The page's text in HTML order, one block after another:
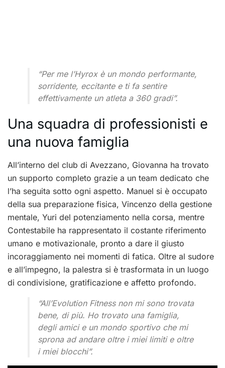
“Per me l’Hyrox è un mondo performante,
sorridente, eccitante e ti fa sentire
effettivamente un atleta a 360 gradi”.
Una squadra di professionisti e
una nuova famiglia
All’interno del club di Avezzano, Giovanna ha trovato
un supporto completo grazie a un team dedicato che
l’ha seguita sotto ogni aspetto. Manuel si è occupato
della sua preparazione fisica, Vincenzo della gestione
mentale, Yuri del potenziamento nella corsa, mentre
Contestabile ha rappresentato il costante riferimento
umano e motivazionale, pronto a dare il giusto
incoraggiamento nei momenti di fatica. Oltre al sudore
e all’impegno, la palestra si è trasformata in un luogo
di condivisione, gratificazione e affetto profondo.
“All’Evolution Fitness non mi sono trovata
bene, di più. Ho trovato una famiglia,
degli amici e un mondo sportivo che mi
sprona ad andare oltre i miei limiti e oltre
i miei blocchi”.